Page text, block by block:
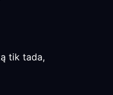
tik tada,